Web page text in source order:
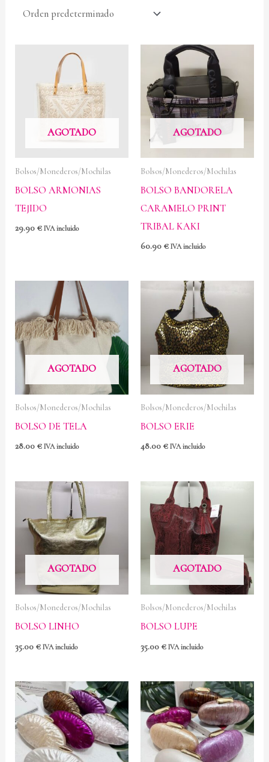
AGOTADO
Bolsos/Monederos/Mochilas
BOLSO ARMONIAS
TEJIDO
29.90 € IVA incluido
AGOTADO
Bolsos/Monederos/Mochilas
BOLSO BANDORELA
CARAMELO PRINT
TRIBAL KAKI
60.90 € IVA incluido
AGOTADO
Bolsos/Monederos/Mochilas
BOLSO DE TELA
28.00 € IVA incluido
AGOTADO
Bolsos/Monederos/Mochilas
BOLSO ERIE
48.00 € IVA incluido
AGOTADO
Bolsos/Monederos/Mochilas
BOLSO LINHO
35.00 € IVA incluido
AGOTADO
Bolsos/Monederos/Mochilas
BOLSO LUPE
35.00 € IVA incluido